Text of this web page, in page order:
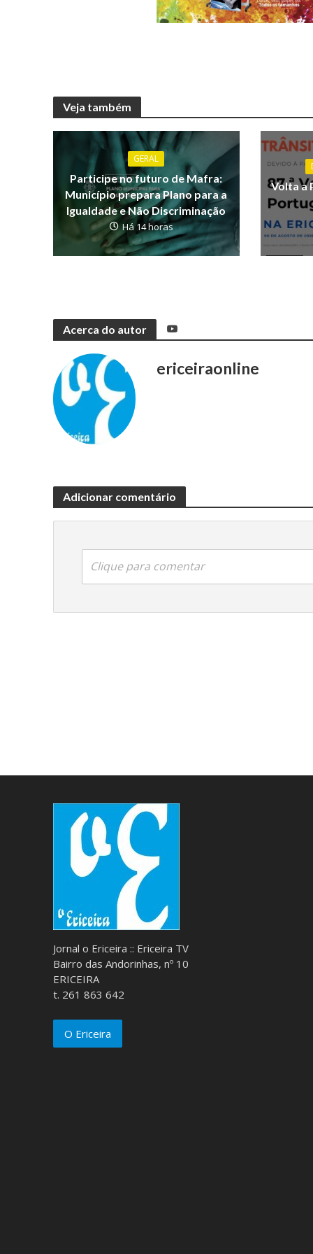
Veja também
GERAL
Participe no futuro de Mafra:
Município prepara Plano para a
Igualdade e Não Discriminação
Há 14 horas
Volta a
Acerca do autor
ericeiraonline
Adicionar comentário
Clique para comentar
Jornal o Ericeira :: Ericeira TV
Bairro das Andorinhas, nº 10
ERICEIRA
t. 261 863 642
O Ericeira